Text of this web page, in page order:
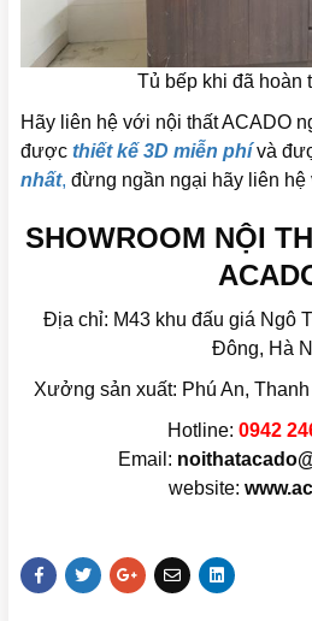
Tủ bếp khi đã hoàn
Hãy liên hệ với nội thất ACADO
được thiết kế 3D miễn phívà
nhất, đừng ngần ngại hãy liên hệ
SHOWROOM NỘI
Địa chỉ: M43 khu đấu giá Ngô
Đông, Hà
Xưởng sản xuất: Phú An,
Hotline: 0942
Email:
website: